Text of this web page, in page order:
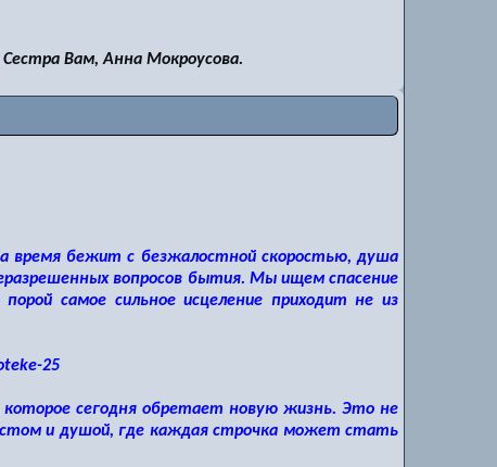
Вам, Анна Мокроусова.
время бежит с безжалостной скоростью, душа
вопросов бытия. Мы ищем спасение
самое сильное исцеление приходит не из
которое сегодня обретает новую жизнь. Это не
и душой, где каждая строчка может стать